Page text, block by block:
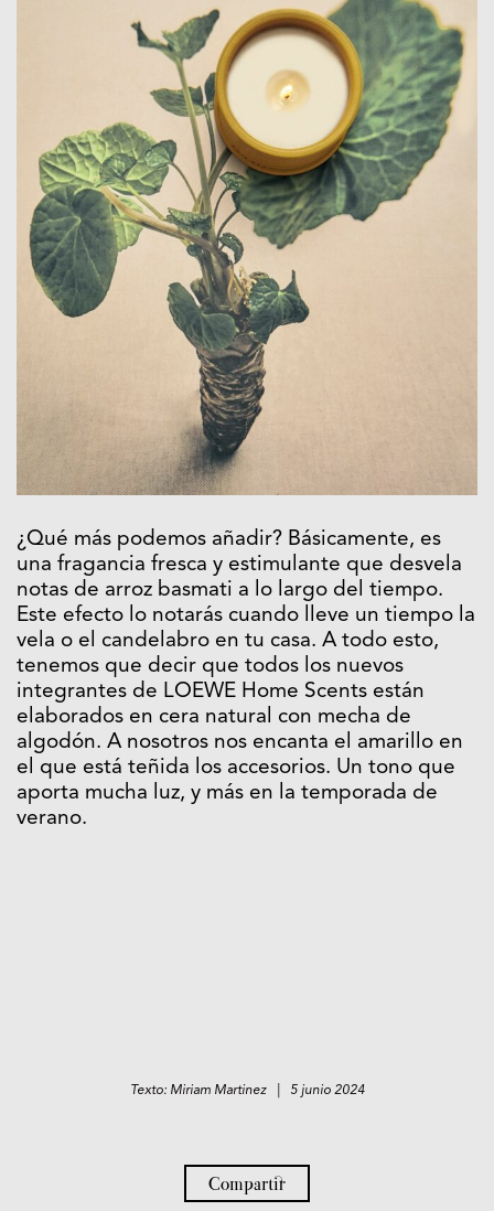
¿Qué más podemos añadir? Básicamente, es
una fragancia fresca y estimulante que desvela
notas de arroz basmati a lo largo del tiempo.
Este efecto lo notarás cuando lleve un tiempo la
vela o el candelabro en tu casa. A todo esto,
tenemos que decir que todos los nuevos
integrantes de LOEWE Home Scents están
elaborados en cera natural con mecha de
algodón. A nosotros nos encanta el amarillo en
el que está teñida los accesorios. Un tono que
aporta mucha luz, y más en la temporada de
verano.
Texto: Miriam Martinez | 5 junio 2024
Compartir